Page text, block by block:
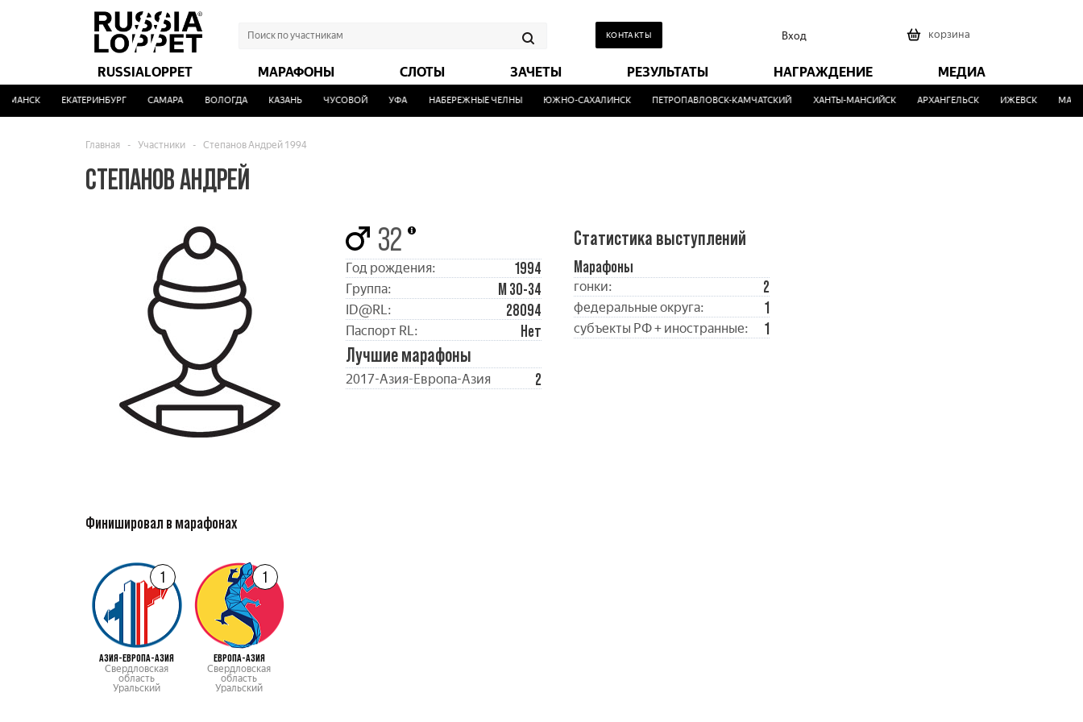
КОНТАКТЫ Вход корзина
RUSSIALOPPET МАРАФОНЫ СЛОТЫ ЗАЧЕТЫ РЕЗУЛЬТАТЫ НАГРАЖДЕНИЕ МЕДИА
ЕКАТЕРИНБУРГ САМАРА ВОЛОГДА КАЗАНЬ ЧУСОВОЙ УФА НАБЕРЕЖНЫЕ ЧЕЛНЫ ЮЖНО-САХАЛИНСК ПЕТРОПАВЛОВСК-КАМЧАТСКИЙ ХАНТЫ-МАНСИЙСК АРХАНГЕЛЬСК ИЖЕВСК
Главная - Участники - Степанов Андрей 1994
СТЕПАНОВ АНДРЕЙ
32
Год рождения: 1994
Группа: М 30-34
ID@RL: 28094
Паспорт RL: Нет
Лучшие марафоны
2017-Азия-Европа-Азия 2
Статистика выступлений
Марафоны
гонки: 2
федеральные округа: 1
субъекты РФ + иностранные: 1
Финишировал в марафонах
1
АЗИЯ-ЕВРОПА-АЗИЯ
Свердловская
область
Уральский
1
ЕВРОПА-АЗИЯ
Свердловская
область
Уральский